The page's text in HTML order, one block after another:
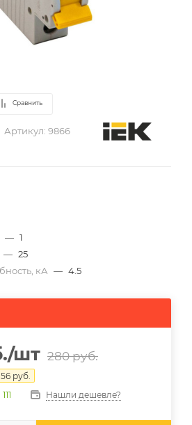
Сравнить
Артикул: 9866
— 1
— 25
кА — 4.5
/шт 280руб.
56 руб.
111 Нашли дешевле?